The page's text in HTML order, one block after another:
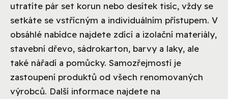
utratíte pár set korun nebo desítek tisíc, vždy se
setkáte se vstřícným a individuálním přístupem. V
obsáhlé nabídce najdete zdící a izolační materiály,
stavební dřevo, sádrokarton, barvy a laky, ale
také nářadí a pomůcky. Samozřejmostí je
zastoupení produktů od všech renomovaných
výrobců. Další informace najdete na